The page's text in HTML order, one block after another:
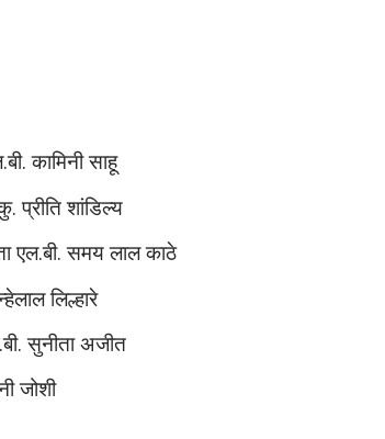
कामिनी साहू
प्रीति शांडिल्य
एल.बी. समय लाल काठे
लिल्हारे
सुनीता अजीत
जोशी